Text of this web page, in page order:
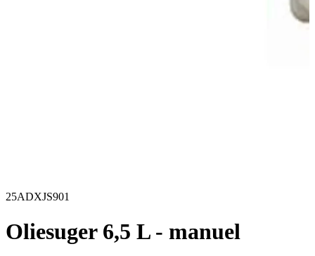
25ADXJS901
Oliesuger 6,5 L - manuel